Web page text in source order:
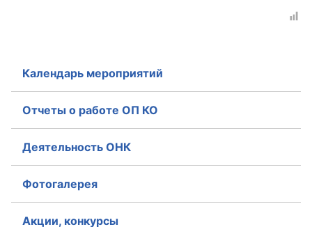
Календарь мероприятий
Отчеты о работе ОП КО
Деятельность ОНК
Фотогалерея
Акции, конкурсы